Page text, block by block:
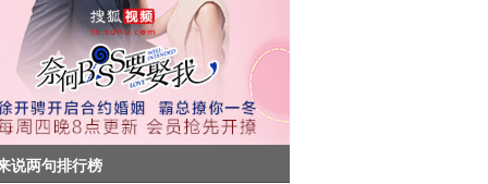
说两句排行榜